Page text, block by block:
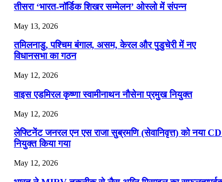
📝 डेली करेंट अफेयर्स: 16-18 जुलाई 2026
July 16, 2026
📝 डेली करेंट अफेयर्स: 13-15 जुलाई 2026
तीसरा ‘भारत-नॉर्डिक शिखर सम्मेलन’ ओस्लो में संपन्न
May 13, 2026
तमिलनाडु, पश्चिम बंगाल, असम, केरल और पुडुचेरी में नए
विधानसभा का गठन
May 12, 2026
वाइस एडमिरल कृष्णा स्वामीनाथन नौसेना प्रमुख नियुक्त
May 12, 2026
लेफ्टिनेंट जनरल एन एस राजा सुब्रमणि (सेवानिवृत्त) को नया
नियुक्त किया गया
May 12, 2026